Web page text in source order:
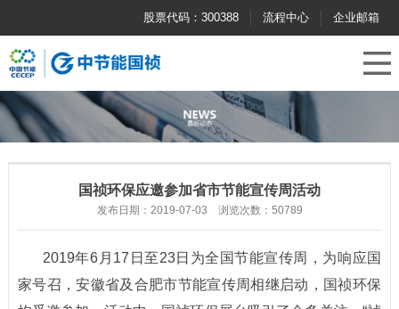
企业邮箱
流程中心
股票代码：300388
国祯环保应邀参加省市节能宣传周活动
发布日期：2019-07-03 浏览次数：50789
2019年6月17日至23日为全国节能宣传周，为响应国
家号召，安徽省及合肥市节能宣传周相继启动，国祯环保